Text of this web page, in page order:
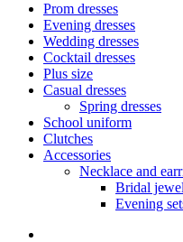
Prom dresses
Evening dresses
Wedding dresses
Cocktail dresses
Plus size
Casual dresses
Spring dresses
School uniform
Clutches
Accessories
Necklace and
Bridal
Evening